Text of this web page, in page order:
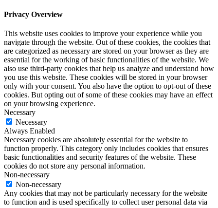
Privacy Overview
This website uses cookies to improve your experience while you
navigate through the website. Out of these cookies, the cookies that
are categorized as necessary are stored on your browser as they are
essential for the working of basic functionalities of the website. We
also use third-party cookies that help us analyze and understand how
you use this website. These cookies will be stored in your browser
only with your consent. You also have the option to opt-out of these
cookies. But opting out of some of these cookies may have an effect
on your browsing experience.
Necessary
Necessary
Always Enabled
Necessary cookies are absolutely essential for the website to
function properly. This category only includes cookies that ensures
basic functionalities and security features of the website. These
cookies do not store any personal information.
Non-necessary
Non-necessary
Any cookies that may not be particularly necessary for the website
to function and is used specifically to collect user personal data via